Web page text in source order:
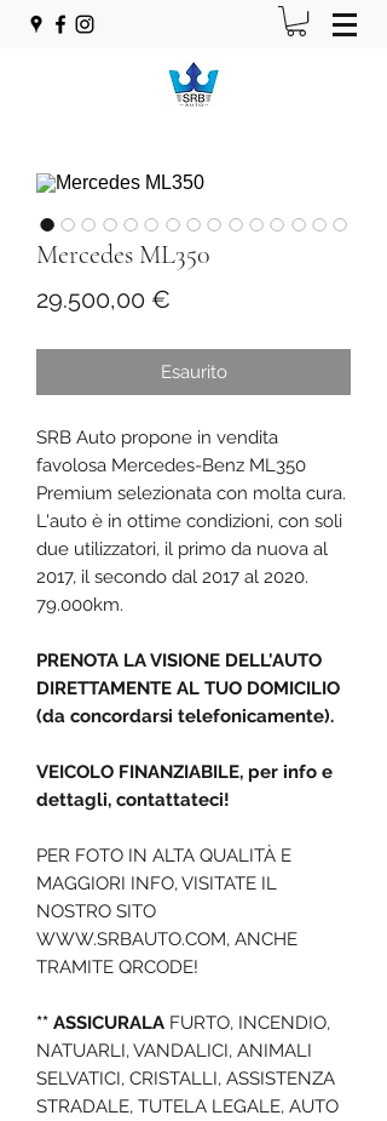
Mercedes ML350
29.500,00 €
Esaurito
SRB Auto propone in vendita
favolosa Mercedes-Benz ML350
Premium selezionata con molta cura.
L'auto è in ottime condizioni, con soli
due utilizzatori, il primo da nuova al
2017, il secondo dal 2017 al 2020.
79.000km.
PRENOTA LA VISIONE DELL'AUTO
DIRETTAMENTE AL TUO DOMICILIO
(da concordarsi telefonicamente).
VEICOLO FINANZIABILE, per info e
dettagli, contattateci!
PER FOTO IN ALTA QUALITÀ E
MAGGIORI INFO, VISITATE IL
NOSTRO SITO
WWW.SRBAUTO.COM, ANCHE
TRAMITE QRCODE!
** ASSICURALA FURTO, INCENDIO,
NATUARLI, VANDALICI, ANIMALI
SELVATICI, CRISTALLI, ASSISTENZA
STRADALE, TUTELA LEGALE, AUTO